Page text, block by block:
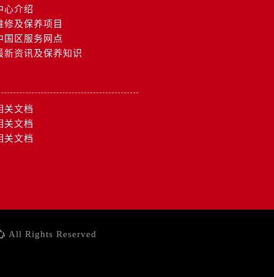
心介绍
修及保养项目
国区服务网点
新资讯及保养知识
关文档
关文档
关文档
All Rights Reserved